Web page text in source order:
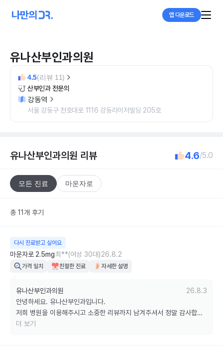
앱 다운로드
유나산부인과의원
4.5(리뷰 11)
산부인과 전문의
강동역
서울 강동구 천호대로 1116 강동라이저빌딩 205호
유나산부인과의원 리뷰 4.6/5.0
모든 진료 마운자로
총 11개 후기
다시 진료받고 싶어요
마운자로 2.5mg최**(여성 30대)26.8.2
가격 일치 친절한 진료 자세한 설명
유나산부인과의원
26.8.3
안녕하세요. 유나산부인과입니다.
저희 병원을 이용해주시고 소중한 리뷰까지 남겨주셔서 정말 감사합니
다.
더 보기